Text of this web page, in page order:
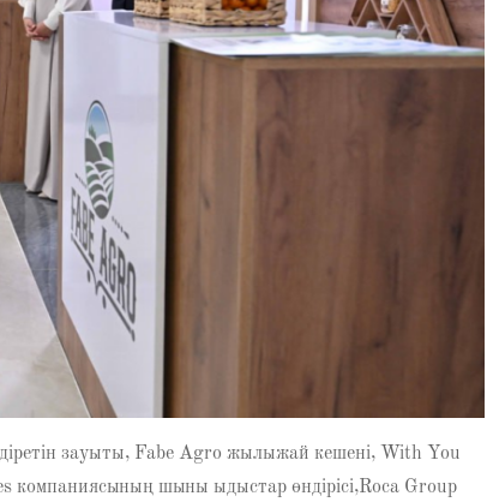
зауыты, Fabe Agro жылыжай кешені, With You
компаниясының шыны ыдыстар өндірісі,Roca Group